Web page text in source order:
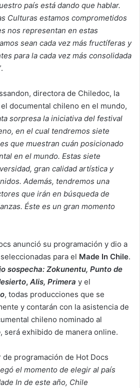
país está dando que hablar.
Culturas estamos comprometidos
nos representan en estas
sean cada vez más fructíferas y
para la cada vez más consolidada
directora de Chiledoc, la
documental chileno en el mundo,
sorpresa la iniciativa del festival
en el cual tendremos siete
que muestran cuán posicionado
en el mundo. Estas siete
gran calidad artística y
Además, tendremos una
que irán en búsqueda de
Éste es un gran momento
anunció su programación y dio a
para el Made In Chile.
sospecha: Zokunentu, Punto de
, Alis, Primera y el
, todas producciones que se
y contarán con la asistencia de
chileno nominado al
, será exhibido de manera online.
programación de Hot Docs
el momento de elegir al país
In de este año, Chile